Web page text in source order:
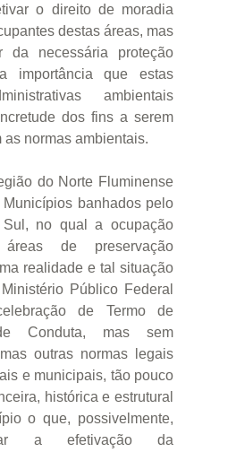
o direito de moradia
destas áreas, mas
da necessária proteção
importância que estas
ambientais
dos fins a serem
normas ambientais.
do Norte Fluminense
banhados pelo
no qual a ocupação
de preservação
realidade e tal situação
Público Federal
de Termo de
Conduta, mas sem
outras normas legais
e municipais, tão pouco
histórica e estrutural
o que, possivelmente,
a efetivação da